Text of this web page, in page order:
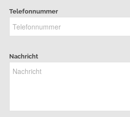
Telefonnummer
Nachricht